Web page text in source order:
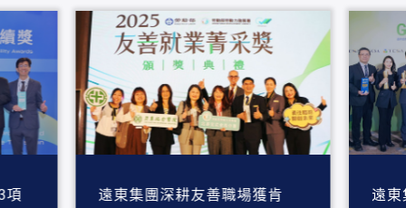
項
遠東集團深耕友善職場獲肯
遠